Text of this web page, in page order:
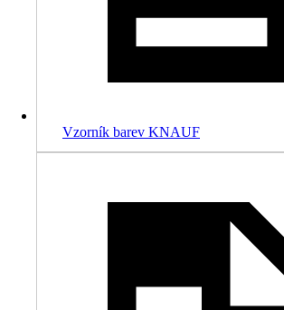
Vzorník barev KNAUF